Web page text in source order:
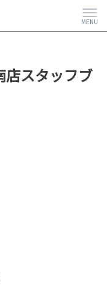
MENU
スタッフブ